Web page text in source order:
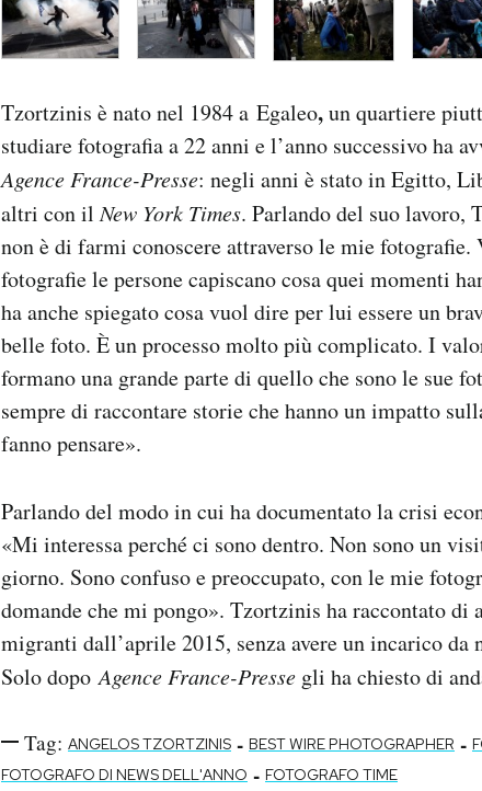
Tzortzinis è nato nel 1984 a Egaleo,un quartiere
studiare fotografia a 22 anni e l’anno successivo ha
Agence France-Presse: negli anni è stato in Egitto,
altri con ilNew York Times. Parlando del suo
non è di farmi conoscere attraverso le mie
fotografie le persone capiscano cosa quei momenti
ha anche spiegato cosa vuol dire per lui essere un
belle foto. È un processo molto più complicato. I
formano una grande parte di quello che sono le sue
sempre di raccontare storie che hanno un impatto
fanno pensare».
Parlando del modo in cui ha documentato la crisi
«Mi interessa perché ci sono dentro. Non sono un
giorno. Sono confuso e preoccupato, con le mie
domande che mi pongo». Tzortzinis ha raccontato di
migranti dall’aprile 2015, senza avere un incarico da
Solo dopoAgence France-Presse gli ha chiesto di
Tag: ANGELOS TZORTZINIS - BEST WIRE PHOTOGRAPHER -
FOTOGRAFO DI NEWS DELL'ANNO - FOTOGRAFO TIME